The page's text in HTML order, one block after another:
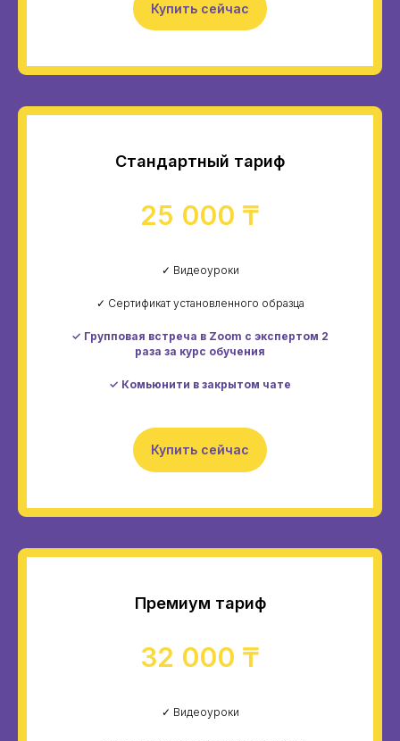
Купить сейчас
Стандартный тариф
25 000 ₸
✓ Видеоуроки
✓ Сертификат установленного образца
✓ Групповая встреча в Zoom с экспертом 2
раза за курс обучения
✓ Комьюнити в закрытом чате
Купить сейчас
Премиум тариф
32 000 ₸
✓ Видеоуроки